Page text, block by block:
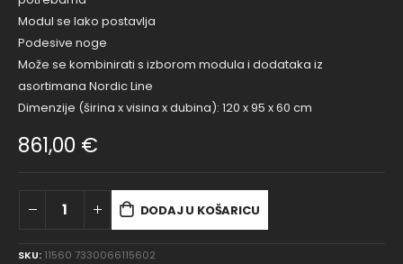
Modul se lako postavlja
Podesive noge
Može se kombinirati s izborom modula i dodataka iz
asortimana Nordic Line
Dimenzije (širina x visina x dubina): 120 x 95 x 60 cm
861,00 €
DODAJ U KOŠARICU
SKU: 11560 7330066115602